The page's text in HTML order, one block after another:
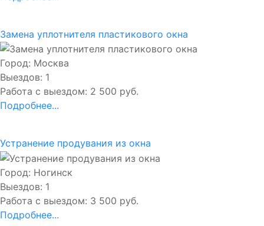
Замена уплотнителя пластикового окна
Город: Москва
Выездов: 1
Работа с выездом: 2 500 руб.
Подробнее...
Устранение продувания из окна
Город: Ногинск
Выездов: 1
Работа с выездом: 3 500 руб.
Подробнее...